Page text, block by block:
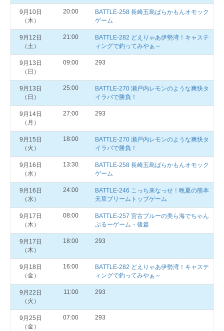
9月10日
（木）
20:00
BATTLE-258 長崎五島ばらかもんオモック
ゲーム
9月12日
（土）
21:00
BATTLE-282 どえりゃあ伊勢湾！キャステ
ィングで釣ってみやぁ～
9月13日
（日）
09:00 293
9月13日
（日）
25:00
BATTLE-270 瀬戸内レモンのような爽快タ
イラバで勝負！
9月14日
（月）
27:00 293
9月15日
（火）
18:00
BATTLE-270 瀬戸内レモンのような爽快タ
イラバで勝負！
9月16日
（水）
13:30
BATTLE-258 長崎五島ばらかもんオモック
ゲーム
9月16日
（水）
24:00
BATTLE-246 こっち来なっせ！晩夏の熊本
天草ブリームトップゲーム
9月17日
（木）
08:00
BATTLE-257 宮古ブルーの美ら海でちゃん
ぷるーゲーム・後篇
9月17日
（木）
18:00 293
9月18日
（金）
16:00
BATTLE-282 どえりゃあ伊勢湾！キャステ
ィングで釣ってみやぁ～
9月22日
（火）
11:00 293
9月25日
（金）
07:00 293